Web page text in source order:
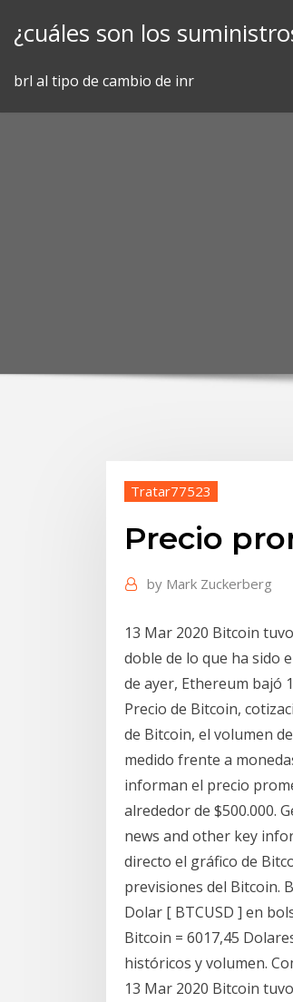
¿cuáles son los
brl al tipo de cambio de inr
Tratar77523
Precio
by Mark Zuckerberg
13 Mar 2020 Bitcoin
doble de lo que ha sido
de ayer, Ethereum bajó
Precio de Bitcoin,
de Bitcoin, el volumen
medido frente a
informan el precio
alrededor de $500.000.
news and other key
directo el gráfico de
previsiones del Bitcoin.
Dolar [ BTCUSD ] en
Bitcoin = 6017,45
históricos y volumen.
13 Mar 2020 Bitcoin